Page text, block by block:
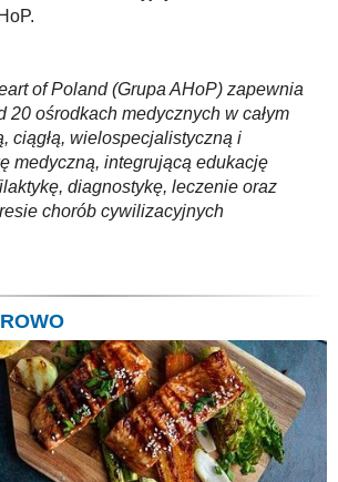
of Poland (Grupa AHoP) zapewnia
20 ośrodkach medycznych w całym
ciągłą, wielospecjalistyczną i
medyczną, integrującą edukację
diagnostykę, leczenie oraz
chorób cywilizacyjnych